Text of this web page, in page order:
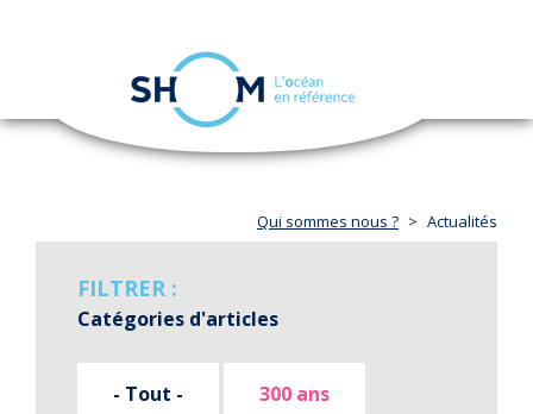
Aller
navigation
Qui sommes nous ? Actualités
FILTRER :
Catégories d'articles
- Tout - 300 ans